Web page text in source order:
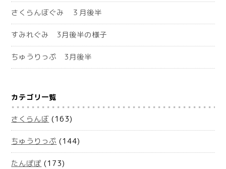
さくらんぼぐみ ３月後半
すみれぐみ 3月後半の様子
ちゅうりっぷ 3月後半
カテゴリ一覧
さくらんぼ (163)
ちゅうりっぷ (144)
たんぽぽ (173)